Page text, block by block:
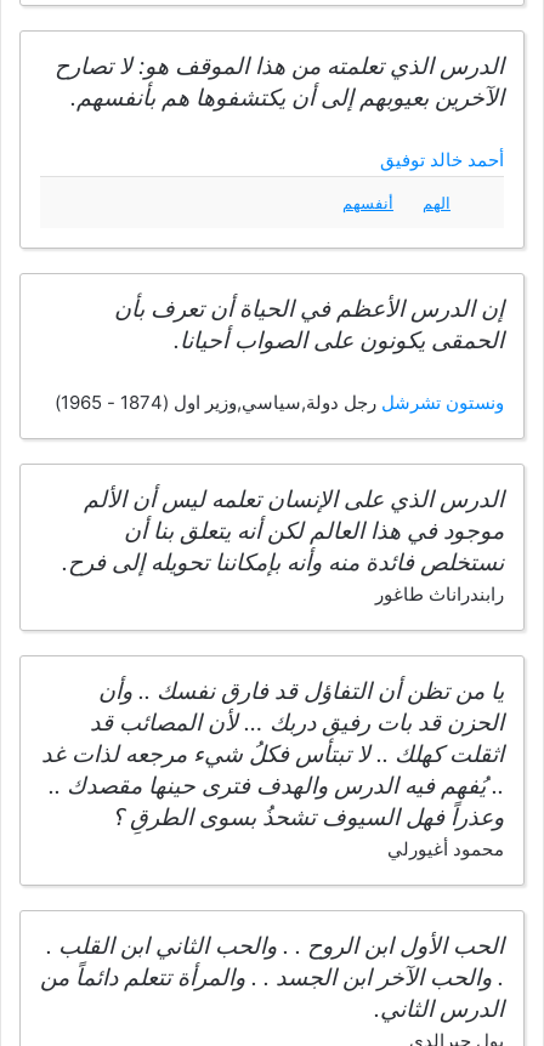
الدرس الذي تعلمته من هذا الموقف هو: لا تصارح
الآخرين بعيوبهم إلى أن يكتشفوها هم بأنفسهم.
أحمد خالد توفيق
الهم أنفسهم
إن الدرس الأعظم في الحياة أن تعرف بأن
الحمقى يكونون على الصواب أحيانا.
ونستون تشرشل رجل دولة,سياسي,وزير اول (1874 - 1965)
الدرس الذي على الإنسان تعلمه ليس أن الألم
موجود في هذا العالم لكن أنه يتعلق بنا أن
نستخلص فائدة منه وأنه بإمكاننا تحويله إلى فرح.
رابندراناث طاغور
يا من تظن أن التفاؤل قد فارق نفسك .. وأن
الحزن قد بات رفيق دربك … لأن المصائب قد
اثقلت كهلك .. لا تبتأس فكلُ شيء مرجعه لذات غد
.. يُفهم فيه الدرس والهدف فترى حينها مقصدك ..
وعذراً فهل السيوف تشحذُ بسوى الطرقِ ؟
محمود أغيورلي
الحب الأول ابن الروح . . والحب الثاني ابن القلب .
. والحب الآخر ابن الجسد . . والمرأة تتعلم دائماً من
الدرس الثاني.
بول جيرالدي